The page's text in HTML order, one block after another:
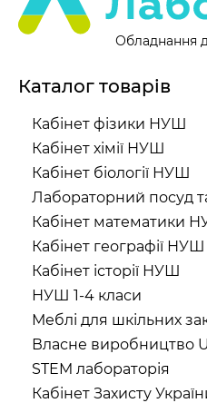
Обладнання
Каталог товарів
Кабінет фізики НУШ
Кабінет хімії НУШ
Кабінет біології НУШ
Лабораторний посуд
Кабінет математики
Кабінет географії НУШ
Кабінет історії НУШ
НУШ 1-4 класи
Меблі для шкільних
Власне виробництво
STEM лабораторія
Кабінет Захисту